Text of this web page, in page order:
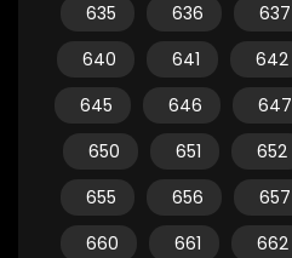
635
636 637
640
641 642
645
646 647
650
651 652
655
656 657
660
661 662